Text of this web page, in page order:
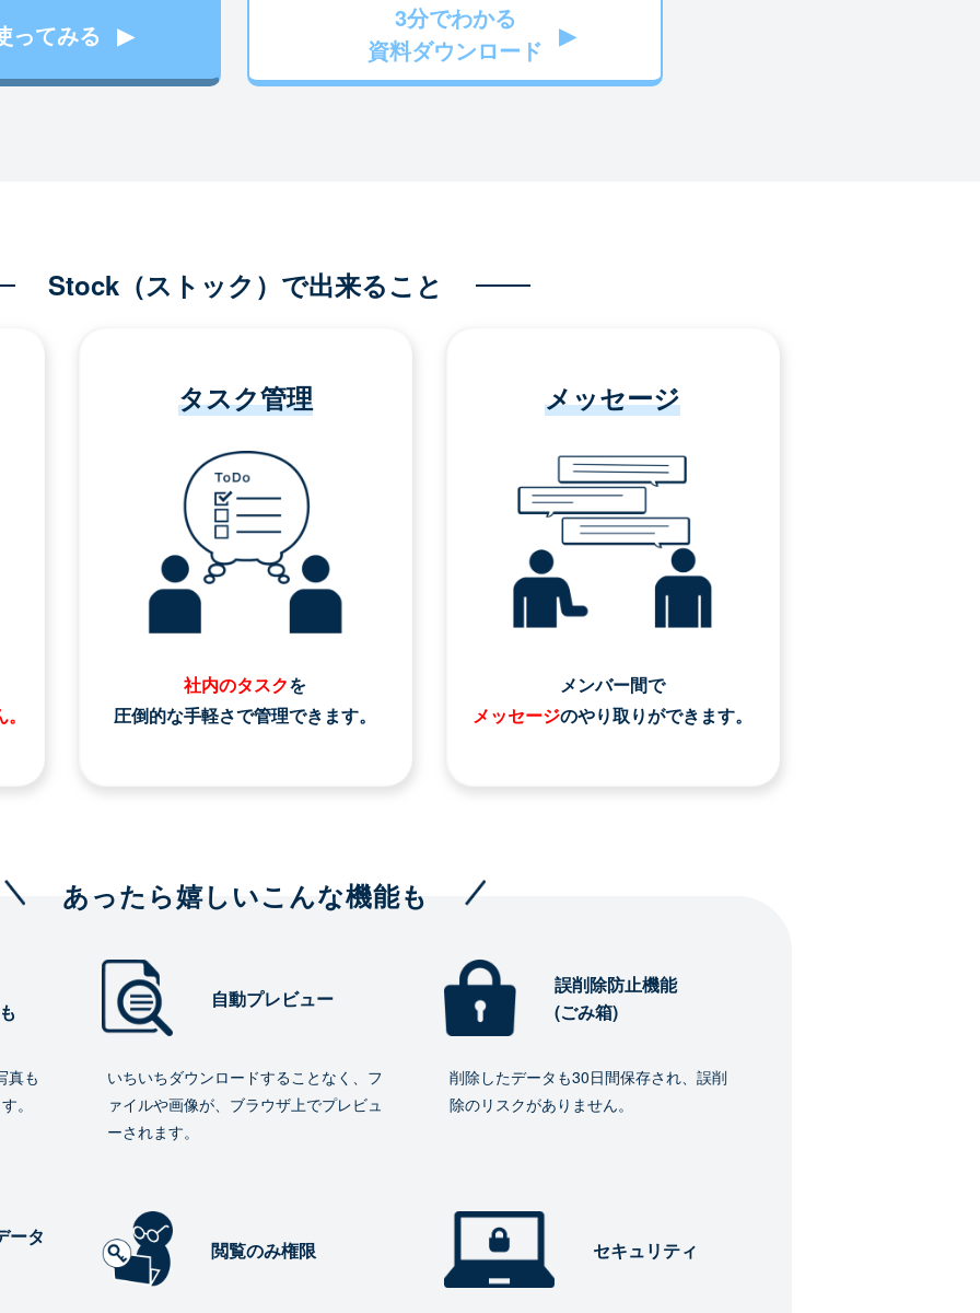
ってみる
3分でわかる
資料ダウンロード
Stock（ストック）で出来ること
タスク管理
社内のタスクを
圧倒的な手軽さで管理できます。
メッセージ
メンバー間で
メッセージのやり取りができます。
あったら嬉しいこんな機能も
真も
。
自動プレビュー
いちいちダウンロードすることなく、フ
ァイルや画像が、ブラウザ上でプレビュ
ーされます。
誤削除防止機能
(ごみ箱)
削除したデータも30日間保存され、誤削
除のリスクがありません。
ータ
閲覧のみ権限 セキュリティ